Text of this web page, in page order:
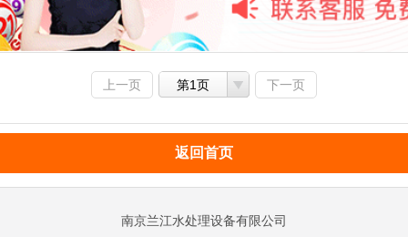
上一页 第1页 下一页
返回首页
南京兰江水处理设备有限公司